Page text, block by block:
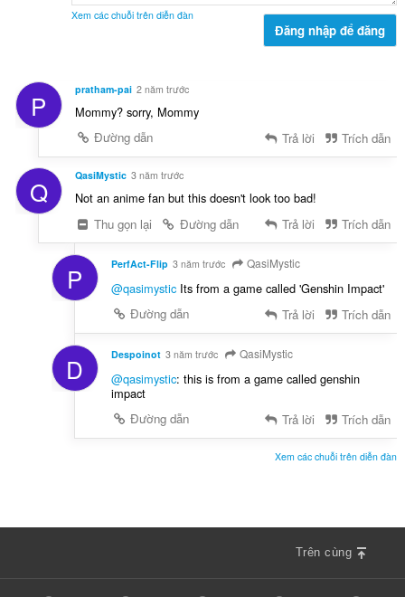
Xem các chuỗi trên diễn đàn
Đăng nhập để đăng
P pratham-pai 2 năm trước
Mommy? sorry, Mommy
Đường dẫn
Trả lời Trích dẫn
Q QasiMystic 3 năm trước
Not an anime fan but this doesn't look too bad!
Thu gọn lại
Đường dẫn Trả lời Trích dẫn
P PerfAct-Flip 3 năm trước QasiMystic
@qasimysticIts from a game called 'Genshin Impact'
Đường dẫn
Trả lời Trích dẫn
D Despoinot 3 năm trước QasiMystic
@qasimystic: this is from a game called genshin
impact
Đường dẫn
Trả lời Trích dẫn
Xem các chuỗi trên diễn đàn
Trên cùng